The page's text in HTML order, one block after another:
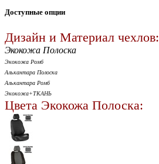
Доступные опции
Дизайн и Материал чехлов:
Экокожа Полоска
Экокожа Ромб
Алькантара Полоска
Алькантара Ромб
Экокожа+ТКАНЬ
Цвета Экокожа Полоска: